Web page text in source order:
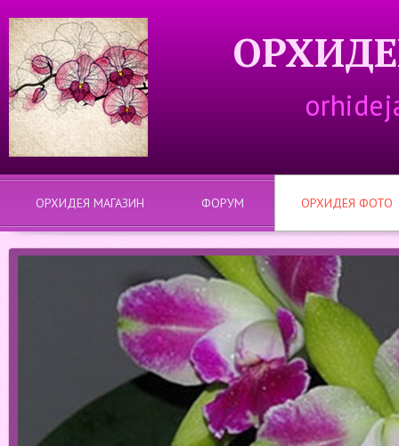
ОРХИДЕЯ МАГАЗИН ФОРУМ ОРХИДЕЯ ФОТО